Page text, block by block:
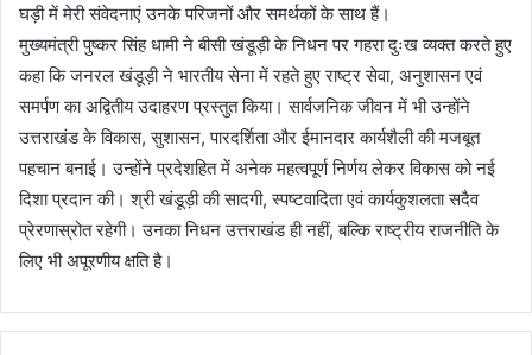
घड़ी में मेरी संवेदनाएं उनके परिजनों और समर्थकों के साथ हैं।
मुख्यमंत्री पुष्कर सिंह धामी ने बीसी खंडूड़ी के निधन पर गहरा दुःख व्यक्त करते हुए
कहा कि जनरल खंडूड़ी ने भारतीय सेना में रहते हुए राष्ट्र सेवा, अनुशासन एवं
समर्पण का अद्वितीय उदाहरण प्रस्तुत किया। सार्वजनिक जीवन में भी उन्होंने
उत्तराखंड के विकास, सुशासन, पारदर्शिता और ईमानदार कार्यशैली की मजबूत
पहचान बनाई। उन्होंने प्रदेशहित में अनेक महत्वपूर्ण निर्णय लेकर विकास को नई
दिशा प्रदान की। श्री खंडूड़ी की सादगी, स्पष्टवादिता एवं कार्यकुशलता सदैव
प्रेरणास्रोत रहेगी। उनका निधन उत्तराखंड ही नहीं, बल्कि राष्ट्रीय राजनीति के
लिए भी अपूरणीय क्षति है।